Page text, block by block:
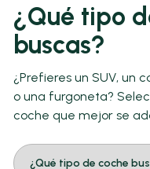
¿Qué tipo
buscas?
¿Prefieres un SUV, un
o una furgoneta?
coche que mejor se